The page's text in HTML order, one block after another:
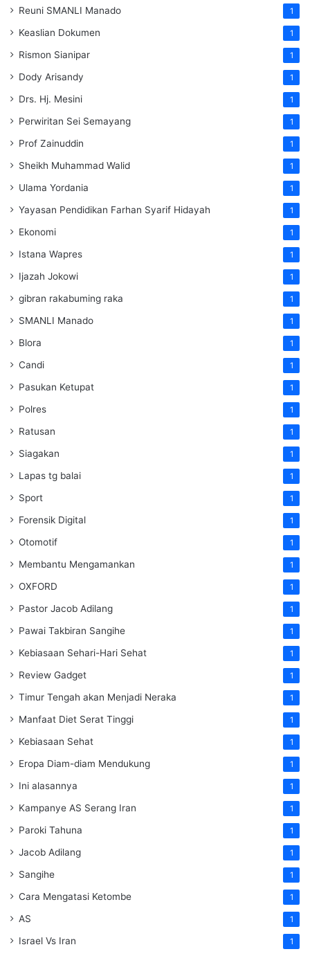
Reuni SMANLI Manado 1
Keaslian Dokumen 1
Rismon Sianipar 1
Dody Arisandy 1
Drs. Hj. Mesini 1
Perwiritan Sei Semayang 1
Prof Zainuddin 1
Sheikh Muhammad Walid 1
Ulama Yordania 1
Yayasan Pendidikan Farhan Syarif Hidayah 1
Ekonomi 1
Istana Wapres 1
Ijazah Jokowi 1
gibran rakabuming raka 1
SMANLI Manado 1
Blora 1
Candi 1
Pasukan Ketupat 1
Polres 1
Ratusan 1
Siagakan 1
Lapas tg balai 1
Sport 1
Forensik Digital 1
Otomotif 1
Membantu Mengamankan 1
OXFORD 1
Pastor Jacob Adilang 1
Pawai Takbiran Sangihe 1
Kebiasaan Sehari-Hari Sehat 1
Review Gadget 1
Timur Tengah akan Menjadi Neraka 1
Manfaat Diet Serat Tinggi 1
Kebiasaan Sehat 1
Eropa Diam-diam Mendukung 1
Ini alasannya 1
Kampanye AS Serang Iran 1
Paroki Tahuna 1
Jacob Adilang 1
Sangihe 1
Cara Mengatasi Ketombe 1
AS 1
Israel Vs Iran 1